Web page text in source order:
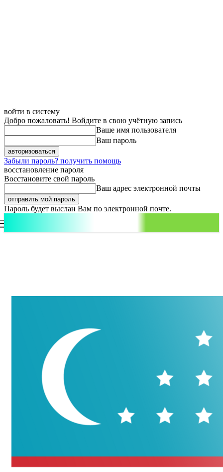
войти в систему
Добро пожаловать! Войдите в свою учётную запись
Ваше имя пользователя
Ваш пароль
Забыли пароль? получить помощь
восстановление пароля
Восстановите свой пароль
Ваш адрес электронной почты
Пароль будет выслан Вам по электронной почте.